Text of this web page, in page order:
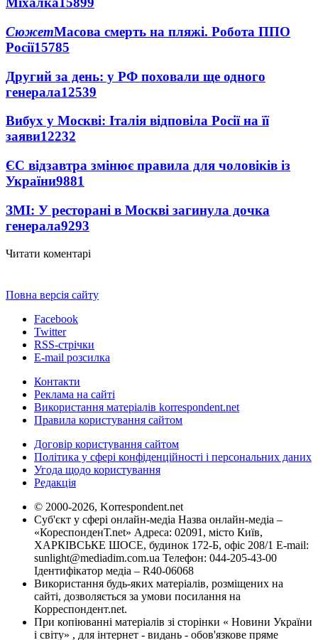
СюжетМасова смерть на пляжі. Робота ППО
Росії15785
Другий за день: у РФ поховали ще одного
генерала12539
Вибух у Москві: Італія відповіла Росії на її
заяви12232
ЄС відзавтра змінює правила для чоловіків із
України9881
ЗМІ: У ресторані в Москві загинула дочка
генерала9293
Читати коментарі
Повна версія сайту
Facebook
Twitter
RSS-стрічки
E-mail розсилка
Контакти
Реклама на сайті
Використання матеріалів korrespondent.net
Правила користування сайтом
Договір користування сайтом
Політика у сфері конфіденційності і персональних даних
Угода щодо користування
Редакція
© 2000-2026, Korrespondent.net
Суб'єкт у сфері онлайн-медіа Назва онлайн-медіа –
«КореспонденТ.net» Адреса: 02091, місто Київ,
ХАРКІВСЬКЕ ШОСЕ, будинок 172-Б, офіс 208/1 E-mail:
sunlight@mediadim.com.ua Телефон: 044-205-43-00
Ідентифікатор медіа – R40-06068
Використання будь-яких матеріалів, розміщених на
сайті, дозволяється за умови посилання на
Корреспондент.net.
При копіюванні матеріалів зі сторінки « Новини України
і світу» , для інтернет - видань - обов'язкове пряме